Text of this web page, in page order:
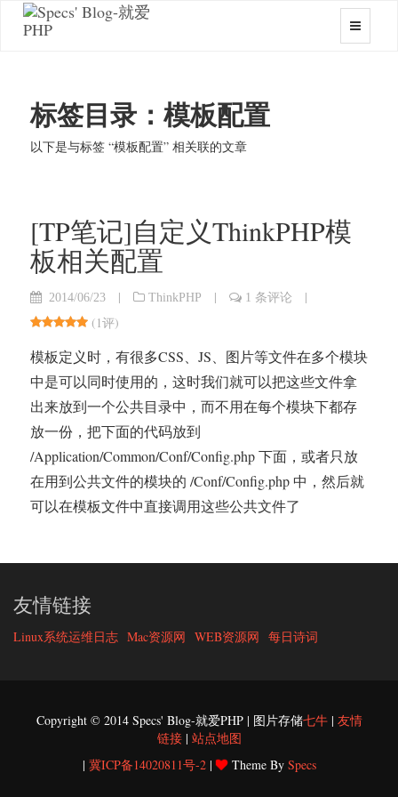
标签目录：模板配置
以下是与标签 “模板配置” 相关联的文章
[TP笔记]自定义ThinkPHP模
板相关配置
2014/06/23 | ThinkPHP | 1 条评论
|
(1评)
模板定义时，有很多CSS、JS、图片等文件在多个模块
中是可以同时使用的，这时我们就可以把这些文件拿
出来放到一个公共目录中，而不用在每个模块下都存
放一份，把下面的代码放到
/Application/Common/Conf/Config.php 下面，或者只放
在用到公共文件的模块的 /Conf/Config.php 中，然后就
可以在模板文件中直接调用这些公共文件了
友情链接
Linux系统运维日志 Mac资源网 WEB资源网 每日诗词
Copyright © 2014 Specs' Blog-就爱PHP | 图片存储七牛| 友情
链接| 站点地图
| 冀ICP备14020811号-2| Theme By Specs